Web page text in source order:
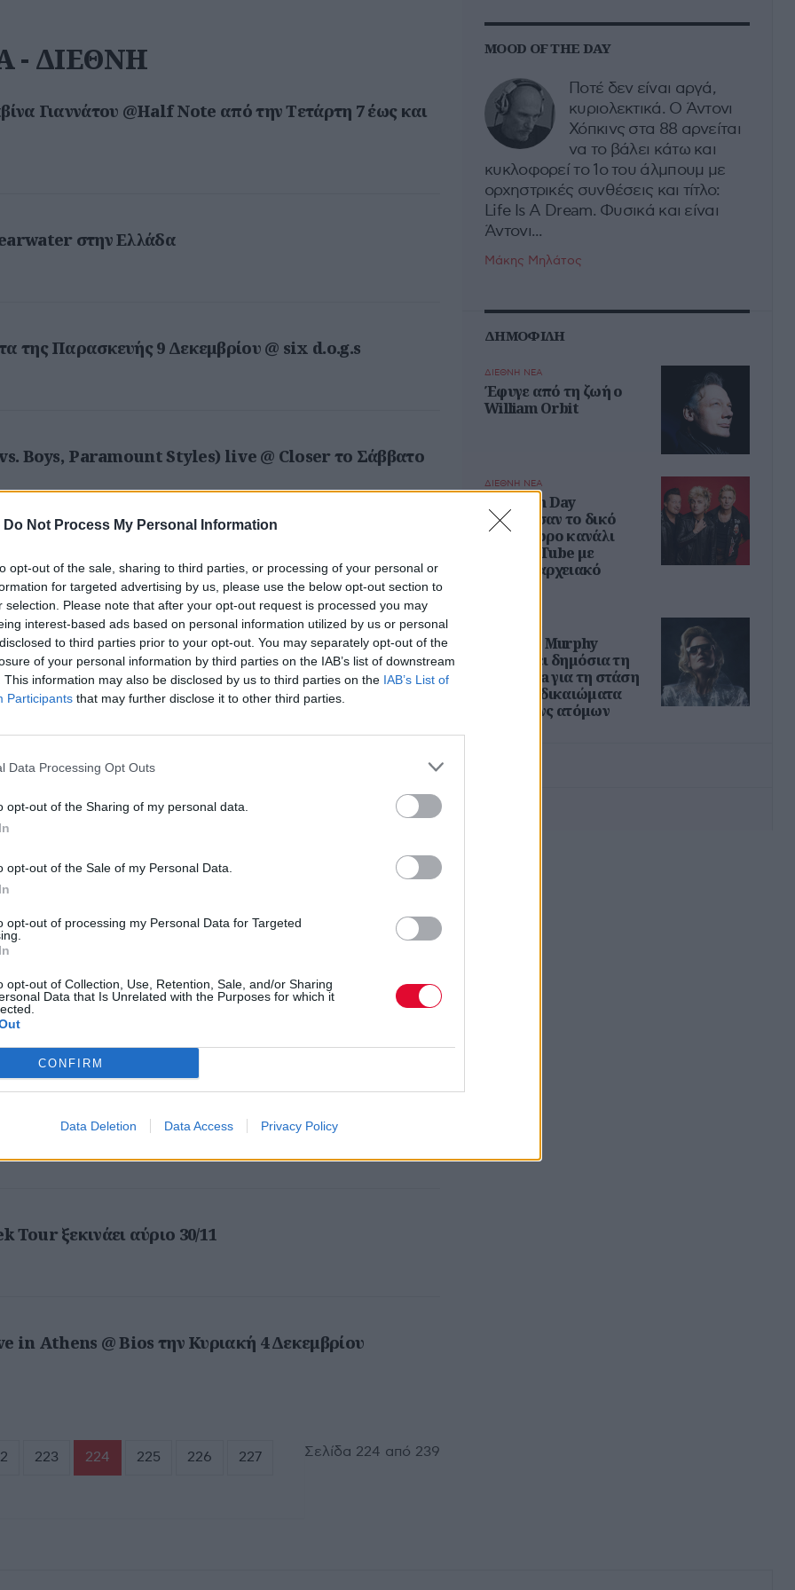
Do Not Process My Personal Information
opt-out of the sale, sharing to third parties, or processing of your personal or
for targeted advertising by us, please use the below opt-out section to
selection. Please note that after your opt-out request is processed you may
interest-based ads based on personal information utilized by us or personal
to third parties prior to your opt-out. You may separately opt-out of the
of your personal information by third parties on the IAB’s list of downstream
This information may also be disclosed by us to third parties on the IAB’s List of
Participants that may further disclose it to other third parties.
Data Processing Opt Outs
opt-out of the Sharing of my personal data.
opt-out of the Sale of my Personal Data.
opt-out of processing my Personal Data for Targeted
opt-out of Collection, Use, Retention, Sale, and/or Sharing
Data that Is Unrelated with the Purposes for which it
CONFIRM
Data Deletion Data Access Privacy Policy
- ΔΙΕΘΝΗ
Γιαννάτου @Half Note από την Tετάρτη 7 έως και
στην Ελλάδα
της Παρασκευής 9 Δεκεμβρίου @ six d.o.g.s
Boys, Paramount Styles) live @ Closer το Σάββατο
το Σάββατο 3/12
και Θεσσαλονίκη 11 & 12 Δεκέμβρη
@ SIX D.O.G.S την Παρασκευή 9 Δεκεμβρίου
το Σάββατο 28 Ιανουαρίου
six d.o.g.s
Schoenbrunn της Βιέννης στο Μέγαρο Μουσικής
ξεκινάει αύριο 30/11
in Athens @ Bios την Κυριακή 4 Δεκεμβρίου
Σελίδα 224 από 239
223 224 225 226 227
MOOD OF THE DAY
Ποτέ δεν είναι αργά,
κυριολεκτικά. Ο Άντονι
Χόπκινς στα 88 αρνείται
να το βάλει κάτω και
κυκλοφορεί το 1ο του άλμπουμ με
ορχηστρικές συνθέσεις και τίτλο:
Life Is A Dream. Φυσικά και είναι
Άντονι...
Μάκης Μηλάτος
ΔΗΜΟΦΙΛΗ
ΔΙΕΘΝΗ ΝΕΑ
Έφυγε από τη ζωή ο
William Orbit
ΔΙΕΘΝΗ ΝΕΑ
Οι Green Day
απέκτησαν το δικό
τους 24ωρο κανάλι
στο YouTube με
σπάνιο αρχειακό
Η Róisín Murphy
επικρίνει δημόσια τη
Madonna για τη στάση
της στα δικαιώματα
των τρανς ατόμων